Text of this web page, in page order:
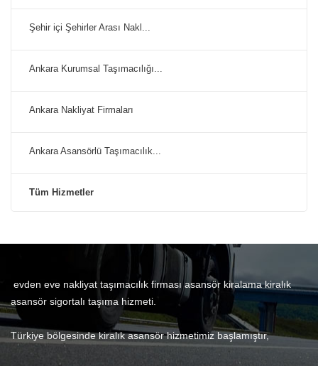
Şehir içi Şehirler Arası Nakl...
Ankara Kurumsal Taşımacılığı...
Ankara Nakliyat Firmaları
Ankara Asansörlü Taşımacılık...
Tüm Hizmetler
evden eve nakliyat taşımacılık firması asansör kiralama kiralık
asansör sigortalı taşıma hizmeti.
Türkiye bölgesinde kiralık asansör hizmetimiz başlamıştır,